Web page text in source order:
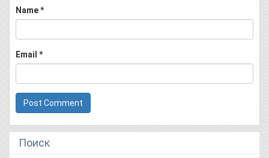
Name*
Email *
Поиск